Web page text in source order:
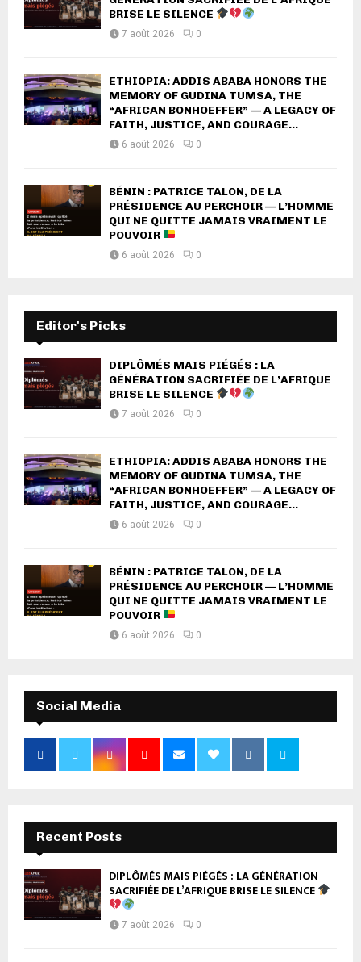
BRISE LE SILENCE
7 août 2026 0
ETHIOPIA: ADDIS ABABA HONORS THE
MEMORY OF GUDINA TUMSA, THE
“AFRICAN BONHOEFFER” — A LEGACY OF
FAITH, JUSTICE, AND COURAGE...
6 août 2026 0
BÉNIN : PATRICE TALON, DE LA
PRÉSIDENCE AU PERCHOIR — L’HOMME
QUI NE QUITTE JAMAIS VRAIMENT LE
POUVOIR
6 août 2026 0
Editor's Picks
DIPLÔMÉS MAIS PIÉGÉS : LA
GÉNÉRATION SACRIFIÉE DE L’AFRIQUE
BRISE LE SILENCE
7 août 2026 0
ETHIOPIA: ADDIS ABABA HONORS THE
MEMORY OF GUDINA TUMSA, THE
“AFRICAN BONHOEFFER” — A LEGACY OF
FAITH, JUSTICE, AND COURAGE...
6 août 2026 0
BÉNIN : PATRICE TALON, DE LA
PRÉSIDENCE AU PERCHOIR — L’HOMME
QUI NE QUITTE JAMAIS VRAIMENT LE
POUVOIR
6 août 2026 0
Social Media
Recent Posts
DIPLÔMÉS MAIS PIÉGÉS : LA GÉNÉRATION
SACRIFIÉE DE L’AFRIQUE BRISE LE SILENCE
7 août 2026 0